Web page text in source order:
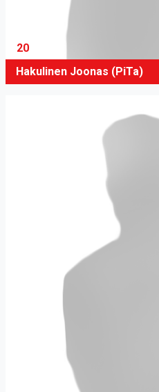
20
Hakulinen Joonas (PiTa)